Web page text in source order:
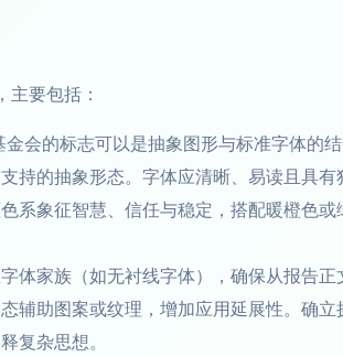
要包括：
会的标志可以是抽象图形与标准字体的
持的抽象形态。字体应清晰、易读且具有
系象征智慧、信任与稳定，搭配暖橙色
体家族（如无衬线字体），确保从报告正
态辅助图案或纹理，增加应用延展性。
复杂思想。